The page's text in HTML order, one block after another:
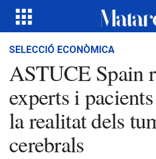
SELECCIÓ ECONÒMICA
ASTUCE Spain
experts i
la realitat dels
cerebrals